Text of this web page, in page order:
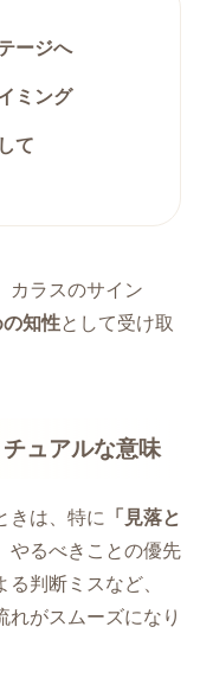
ージへ
ミング
て
カラスのサイン
知性として受け取
ュアルな意味
きは、特に 「見落と
やるべきことの優先
判断ミスなど、
れがスムーズになり